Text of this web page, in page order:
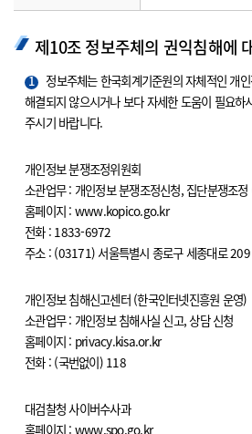
제10조 정보주체의 권익침해에
1
정보주체는 한국회계기준원의 자체적인 개
해결되지 않으시거나 보다 자세한 도움이 필요하
주시기 바랍니다.
개인정보 분쟁조정위원회
소관업무 : 개인정보 분쟁조정신청, 집단분쟁조
홈페이지 : www.kopico.go.kr
전화 : 1833-6972
주소 : (03171) 서울특별시 종로구 세종대로
개인정보 침해신고센터 (한국인터넷진흥원 운영)
소관업무 : 개인정보 침해사실 신고, 상담 신청
홈페이지 : privacy.kisa.or.kr
전화 : (국번없이) 118
대검찰청 사이버수사과
홈페이지 : www.spo.go.kr